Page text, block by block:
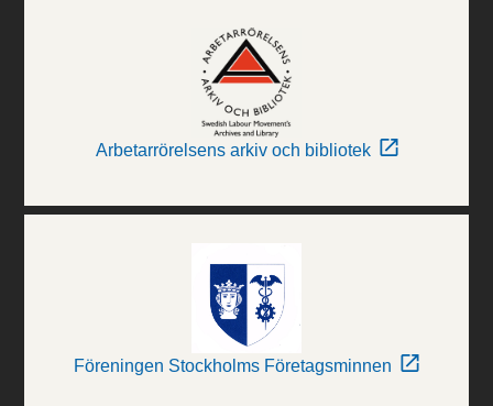
Arbetarrörelsens arkiv och bibliotek
Föreningen Stockholms Företagsminnen